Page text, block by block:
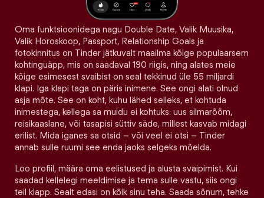
Oma funktsioonidega nagu Double Date, Valik Muusika,
Valik Horoskoop, Passport, Relationship Goals ja
fotokinnitus on Tinder jätkuvalt maailma kõige populaarsem
kohtinguäpp, mis on saadaval 190 riigis, ning alates meie
kõige esimesest svaibist on seal tekkinud üle 55 miljardi
klapi. Iga klapi taga on päris inimene. See ongi alati olnud
asja mõte. See on koht, kuhu lähed selleks, et kohtuda
inimestega, kellega sa muidu ei kohtuks: uus silmarõõm,
reisikaaslane, või tasapisi süttiv säde, millest kasvab midagi
erilist. Mida iganes sa otsid – või veel ei otsi – Tinder
annab sulle ruumi see enda jaoks selgeks mõelda.
Loo profiil, määra oma eelistused ja alusta svaipimist. Kui
saadad kellelegi meeldimise ja tema sulle vastu, siis ongi
teil klapp. Sealt edasi on kõik sinu teha. Saada sõnum, tehke